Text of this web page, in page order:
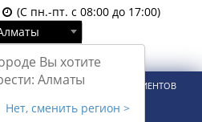
(С пн.-пт. с 08:00 до 17:00)
Вы хотите
Алматы
Нет, сменить регион >
Регистрация
И КОРПОРАТИВНЫХ КЛИЕНТОВ